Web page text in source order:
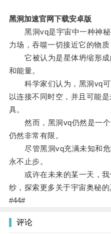
黑洞加速官网下载安卓版
黑洞vq是宇宙中一种神秘
力场，吞噬一切接近它的物
它被认为是星体坍缩形成
和能量。
科学家们认为，黑洞vq可
以连接不同时空，并且可能
具。
然而，黑洞vq仍然是一个
仍然非常有限。
尽管黑洞vq充满未知和危
永不止步。
或许在未来的某一天，我
纱，探索更多关于宇宙奥秘的
#44#
评论